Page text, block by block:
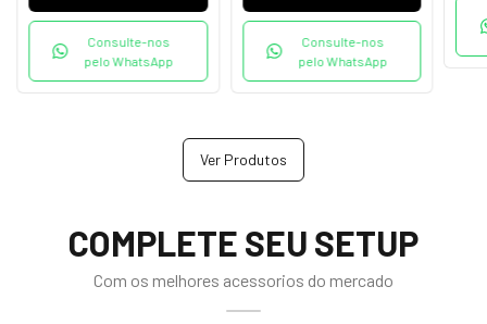
Consulte-nos
pelo WhatsApp
Consulte-nos
pelo WhatsApp
Ver Produtos
COMPLETE SEU SETUP
Com os melhores acessorios do mercado